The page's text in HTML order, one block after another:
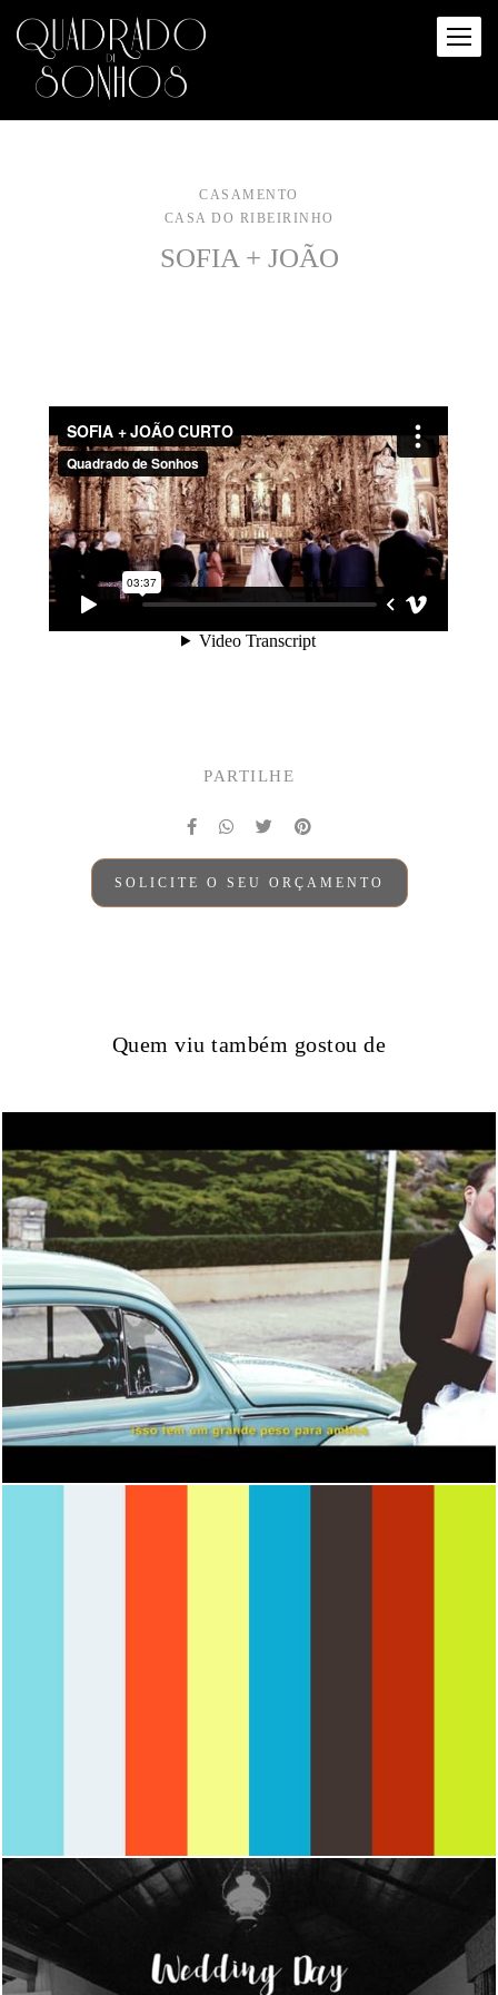
CASAMENTO
CASA DO RIBEIRINHO
SOFIA + JOÃO
PARTILHE
SOLICITE O SEU ORÇAMENTO
Quem viu também gostou de